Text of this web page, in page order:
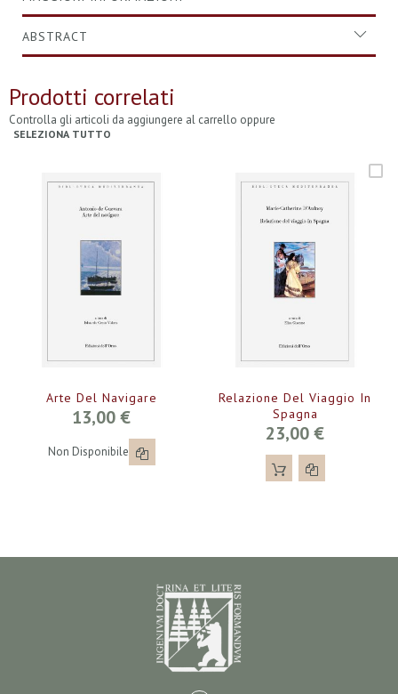
ABSTRACT
Prodotti correlati
Controlla gli articoli da aggiungere al carrello oppure
SELEZIONA TUTTO
Arte Del Navigare
13,00 €
Non Disponibile
Relazione Del Viaggio In
Spagna
23,00 €